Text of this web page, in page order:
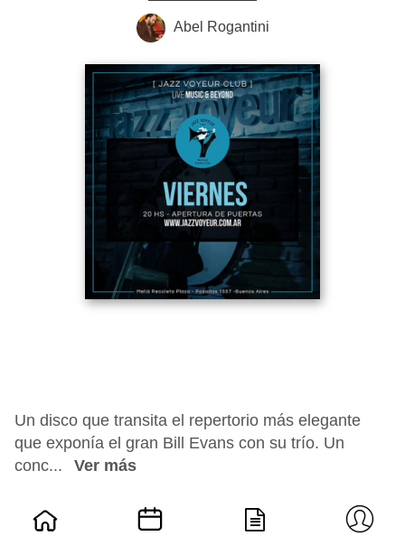
Abel Rogantini
Un disco que transita el repertorio más elegante
que exponía el gran Bill Evans con su trío. Un
conc...
Ver más